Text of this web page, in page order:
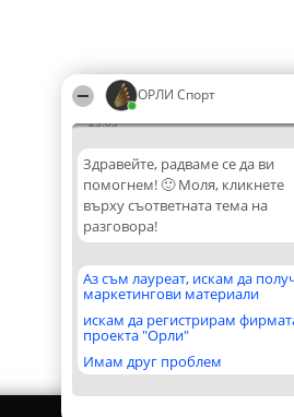
ОРЛИ Спорт
23:03
Здравейте, радваме се да ви
помогнем! 🙂 Моля, кликнете
върху съответната тема на
разговора!
Аз съм лауреат, искам да
маркетингови материали
искам да регистрирам
проекта "Орли"
Имам друг проблем